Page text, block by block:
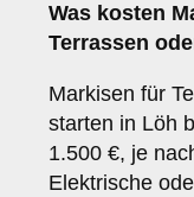
Was kosten
Terrassen
Markisen für
starten in Löh
1.500 €, je
Elektrische